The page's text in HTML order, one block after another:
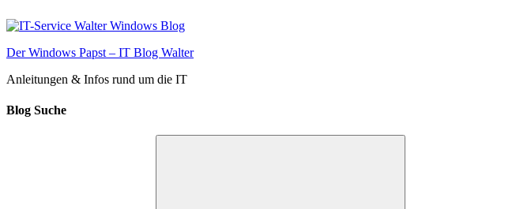
Inhalt
Der Windows Papst – IT Blog Walter
Anleitungen & Infos rund um die IT
Blog Suche